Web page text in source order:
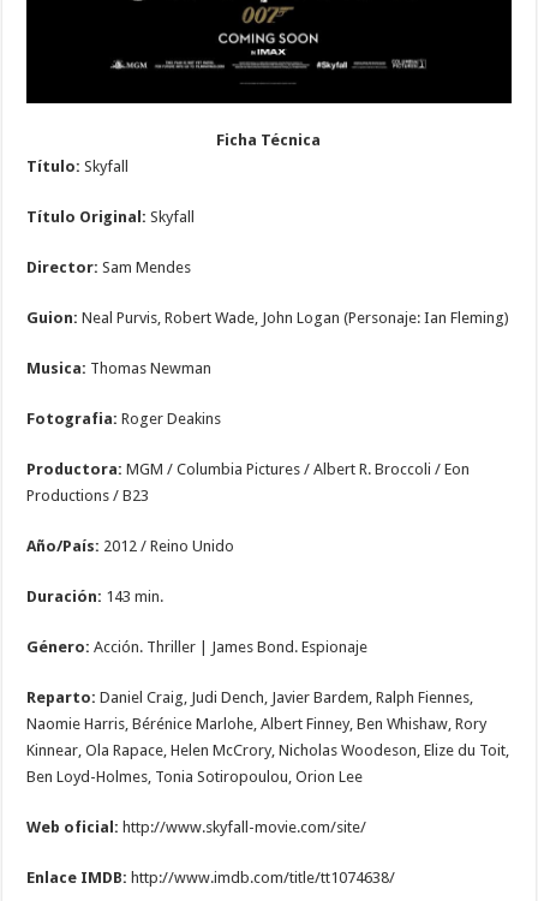
Ficha Técnica
Título: Skyfall
Título Original: Skyfall
Director: Sam Mendes
Guion: Neal Purvis, Robert Wade, John Logan (Personaje: Ian Fleming)
Musica: Thomas Newman
Fotografia: Roger Deakins
Productora: MGM / Columbia Pictures / Albert R. Broccoli / Eon
Productions / B23
Año/País: 2012 / Reino Unido
Duración: 143 min.
Género: Acción. Thriller | James Bond. Espionaje
Reparto: Daniel Craig, Judi Dench, Javier Bardem, Ralph Fiennes,
Naomie Harris, Bérénice Marlohe, Albert Finney, Ben Whishaw, Rory
Kinnear, Ola Rapace, Helen McCrory, Nicholas Woodeson, Elize du Toit,
Ben Loyd-Holmes, Tonia Sotiropoulou, Orion Lee
Web oficial: http://www.skyfall-movie.com/site/
Enlace IMDB: http://www.imdb.com/title/tt1074638/